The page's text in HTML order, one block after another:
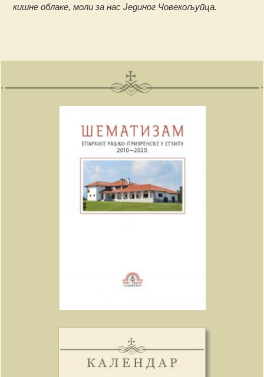
кишне облаке, моли за нас Јединог Човекољупца.